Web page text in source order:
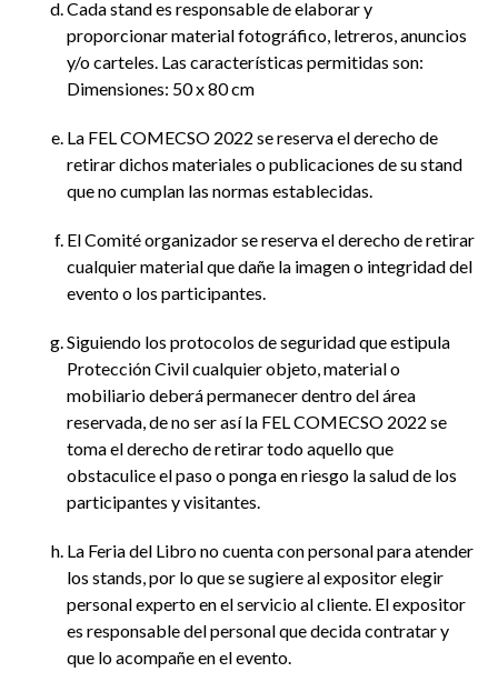
Cada stand es responsable de elaborar y
proporcionar material fotográfico, letreros, anuncios
y/o carteles. Las características permitidas son:
Dimensiones: 50 x 80 cm
La FEL COMECSO 2022 se reserva el derecho de
retirar dichos materiales o publicaciones de su stand
que no cumplan las normas establecidas.
El Comité organizador se reserva el derecho de retirar
cualquier material que dañe la imagen o integridad del
evento o los participantes.
Siguiendo los protocolos de seguridad que estipula
Protección Civil cualquier objeto, material o
mobiliario deberá permanecer dentro del área
reservada, de no ser así la FEL COMECSO 2022 se
toma el derecho de retirar todo aquello que
obstaculice el paso o ponga en riesgo la salud de los
participantes y visitantes.
La Feria del Libro no cuenta con personal para atender
los stands, por lo que se sugiere al expositor elegir
personal experto en el servicio al cliente. El expositor
es responsable del personal que decida contratar y
que lo acompañe en el evento.